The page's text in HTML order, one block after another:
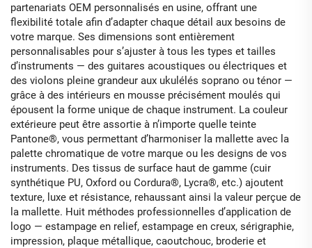
partenariats OEM personnalisés en usine, offrant une
flexibilité totale afin d’adapter chaque détail aux besoins de
votre marque. Ses dimensions sont entièrement
personnalisables pour s’ajuster à tous les types et tailles
d’instruments — des guitares acoustiques ou électriques et
des violons pleine grandeur aux ukulélés soprano ou ténor —
grâce à des intérieurs en mousse précisément moulés qui
épousent la forme unique de chaque instrument. La couleur
extérieure peut être assortie à n’importe quelle teinte
Pantone®, vous permettant d’harmoniser la mallette avec la
palette chromatique de votre marque ou les designs de vos
instruments. Des tissus de surface haut de gamme (cuir
synthétique PU, Oxford ou Cordura®, Lycra®, etc.) ajoutent
texture, luxe et résistance, rehaussant ainsi la valeur perçue de
la mallette. Huit méthodes professionnelles d’application de
logo — estampage en relief, estampage en creux, sérigraphie,
impression, plaque métallique, caoutchouc, broderie et